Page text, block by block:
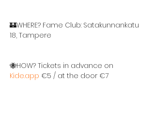
🏰WHERE? Fame Club: Satakunnankatu
18, Tampere
🐝HOW? Tickets in advance on
Kide.app €5 / at the door €7